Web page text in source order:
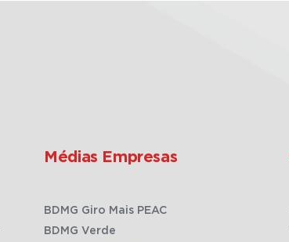
Médias Empresas
BDMG Giro Mais PEAC
BDMG Verde